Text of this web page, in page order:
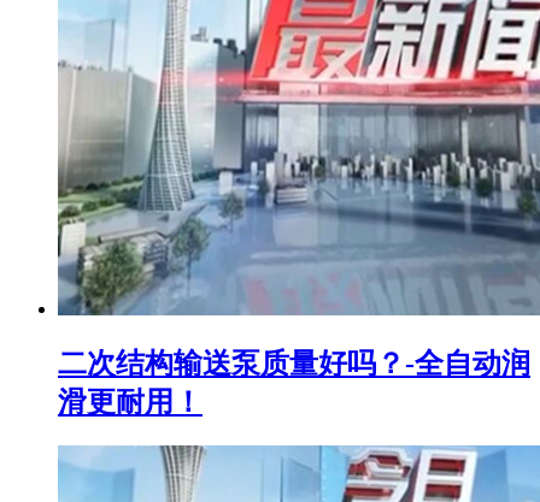
二次结构输送泵质量好吗？-全自动润
滑更耐用！